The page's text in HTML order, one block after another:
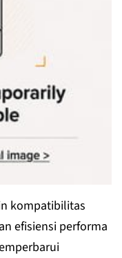
kompatibilitas
efisiensi performa